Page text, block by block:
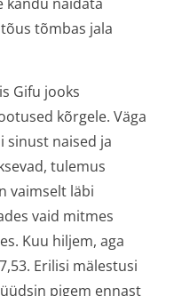
tõmbas jala
Gifu jooks
kõrgele. Väga
sinust naised ja
tulemus
vaimselt läbi
vaid mitmes
Kuu hiljem, aga
Erilisi mälestusi
pigem ennast